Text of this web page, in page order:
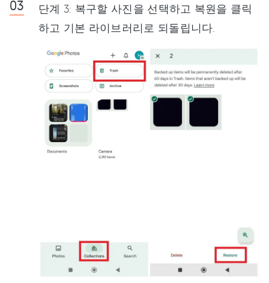
단계 3: 복구할 사진을 선택하고 복원을 클릭
하고 기본 라이브러리로 되돌립니다.